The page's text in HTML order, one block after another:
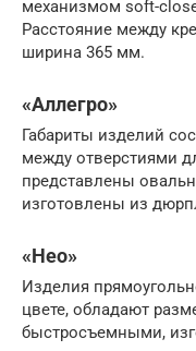
механизмом soft-
Расстояние между
ширина 365 мм.
«Аллегро»
Габариты изделий
между отверстиями
представлены
изготовлены из
«Нео»
Изделия
цвете, обладают
быстросъемными,